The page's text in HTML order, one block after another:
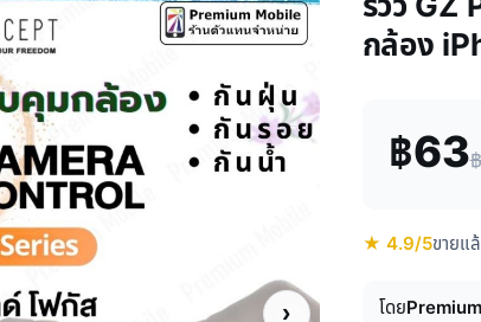
›
กล้อง
฿63
★ 4.9/5ขายแ
โดย